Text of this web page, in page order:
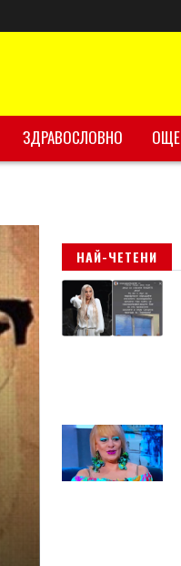
ЗДРАВОСЛОВНО ОЩЕ
НАЙ-ЧЕТЕНИ